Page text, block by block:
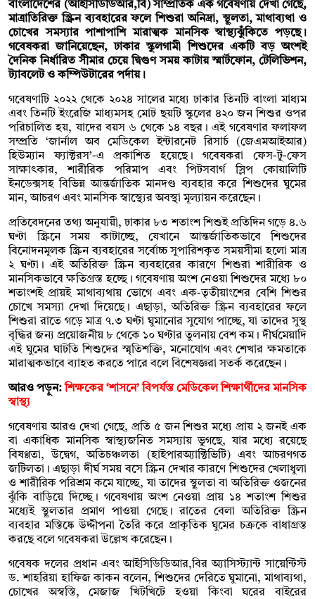
বাংলাদেশের (আইসিডিডিআর,বি) সাম্প্রতিক এক গবেষণায় দেখা গেছে,
মাত্রাতিরিক্ত স্ক্রিন ব্যবহারের ফলে শিশুরা অনিদ্রা, স্থূলতা, মাথাব্যথা ও
চোখের সমস্যার পাশাপাশি মারাত্মক মানসিক স্বাস্থ্যঝুঁকিতে পড়ছে।
গবেষকরা জানিয়েছেন, ঢাকার স্কুলগামী শিশুদের একটি বড় অংশই
দৈনিক নির্ধারিত সীমার চেয়ে দ্বিগুণ সময় কাটায় স্মার্টফোন, টেলিভিশন,
ট্যাবলেট ও কম্পিউটারের পর্দায়।
গবেষণাটি ২০২২ থেকে ২০২৪ সালের মধ্যে ঢাকার তিনটি বাংলা মাধ্যম
এবং তিনটি ইংরেজি মাধ্যমসহ মোট ছয়টি স্কুলের ৪২০ জন শিশুর ওপর
পরিচালিত হয়, যাদের বয়স ৬ থেকে ১৪ বছর। এই গবেষণার ফলাফল
সম্প্রতি ‘জার্নাল অব মেডিকেল ইন্টারনেট রিসার্চ (জেএমআইআর)
হিউম্যান ফ্যাক্টরস’-এ প্রকাশিত হয়েছে। গবেষকরা ফেস-টু-ফেস
সাক্ষাৎকার, শারীরিক পরিমাপ এবং পিটসবার্গ স্লিপ কোয়ালিটি
ইনডেক্সসহ বিভিন্ন আন্তর্জাতিক মানদণ্ড ব্যবহার করে শিশুদের ঘুমের
মান, আচরণ এবং মানসিক স্বাস্থ্যের অবস্থা মূল্যায়ন করেছেন।
প্রতিবেদনের তথ্য অনুযায়ী, ঢাকার ৮৩ শতাংশ শিশুই প্রতিদিন গড়ে ৪.৬
ঘণ্টা স্ক্রিনে সময় কাটাচ্ছে, যেখানে আন্তর্জাতিকভাবে শিশুদের
বিনোদনমূলক স্ক্রিন ব্যবহারের সর্বোচ্চ সুপারিশকৃত সময়সীমা হলো মাত্র
২ ঘণ্টা। এই অতিরিক্ত স্ক্রিন ব্যবহারের কারণে শিশুরা শারীরিক ও
মানসিকভাবে ক্ষতিগ্রস্ত হচ্ছে। গবেষণায় অংশ নেওয়া শিশুদের মধ্যে ৮০
শতাংশই প্রায়ই মাথাব্যথায় ভোগে এবং এক-তৃতীয়াংশের বেশি শিশুর
চোখে সমস্যা দেখা দিয়েছে। এছাড়া, অতিরিক্ত স্ক্রিন ব্যবহারের ফলে
শিশুরা রাতে গড়ে মাত্র ৭.৩ ঘণ্টা ঘুমানোর সুযোগ পাচ্ছে, যা তাদের সুস্থ
বৃদ্ধির জন্য প্রয়োজনীয় ৮ থেকে ১০ ঘণ্টার তুলনায় বেশ কম। দীর্ঘমেয়াদি
এই ঘুমের ঘাটতি শিশুদের স্মৃতিশক্তি, মনোযোগ এবং শেখার ক্ষমতাকে
মারাত্মকভাবে ব্যাহত করতে পারে বলে বিশেষজ্ঞরা সতর্ক করেছেন।
আরও পড়ুন:শিক্ষকের ‘শাসনে’ বিপর্যস্ত মেডিকেল শিক্ষার্থীদের মানসিক
স্বাস্থ্য
গবেষণায় আরও দেখা গেছে, প্রতি ৫ জন শিশুর মধ্যে প্রায় ২ জনই এক
বা একাধিক মানসিক স্বাস্থ্যজনিত সমস্যায় ভুগছে, যার মধ্যে রয়েছে
বিষণ্ণতা, উদ্বেগ, অতিচঞ্চলতা (হাইপারঅ্যাক্টিভিটি) এবং আচরণগত
জটিলতা। এছাড়া দীর্ঘ সময় বসে স্ক্রিন দেখার কারণে শিশুদের খেলাধুলা
ও শারীরিক পরিশ্রম কমে যাচ্ছে, যা তাদের স্থূলতা বা অতিরিক্ত ওজনের
ঝুঁকি বাড়িয়ে দিচ্ছে। গবেষণায় অংশ নেওয়া প্রায় ১৪ শতাংশ শিশুর
মধ্যেই স্থূলতার প্রমাণ পাওয়া গেছে। রাতের বেলা অতিরিক্ত স্ক্রিন
ব্যবহার মস্তিষ্কে উদ্দীপনা তৈরি করে প্রাকৃতিক ঘুমের চক্রকে বাধাগ্রস্ত
করছে বলে গবেষকরা উল্লেখ করেছেন।
গবেষক দলের প্রধান এবং আইসিডিডিআর,বির অ্যাসিস্ট্যান্ট সায়েন্টিস্ট
ড. শাহরিয়া হাফিজ কাকন বলেন, শিশুদের দেরিতে ঘুমানো, মাথাব্যথা,
চোখের অস্বস্তি, মেজাজ খিটখিটে হওয়া কিংবা ঘরের বাইরের